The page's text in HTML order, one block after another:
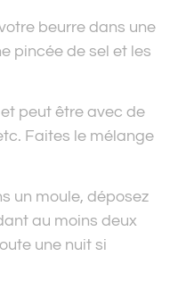
beurre dans une
pincée de sel et les
peut être avec de
Faites le mélange
un moule, déposez
au moins deux
une nuit si